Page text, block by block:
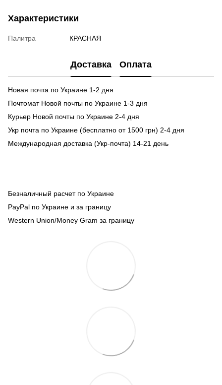
Характеристики
Палитра КРАСНАЯ
Доставка Оплата
Новая почта по Украине 1-2 дня
Почтомат Новой почты по Украине 1-3 дня
Курьер Новой почты по Украине 2-4 дня
Укр почта по Украине (бесплатно от 1500 грн) 2-4 дня
Международная доставка (Укр-почта) 14-21 день
Безналичный расчет по Украине
PayPal по Украине и за границу
Western Union/Money Gram за границу